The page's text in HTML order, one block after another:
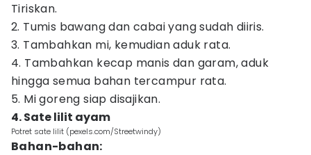
Tiriskan.
2. Tumis bawang dan cabai yang sudah diiris.
3. Tambahkan mi, kemudian aduk rata.
4. Tambahkan kecap manis dan garam, aduk
hingga semua bahan tercampur rata.
5. Mi goreng siap disajikan.
4. Sate lilit ayam
Potret sate lilit (pexels.com/Streetwindy)
Bahan-bahan: